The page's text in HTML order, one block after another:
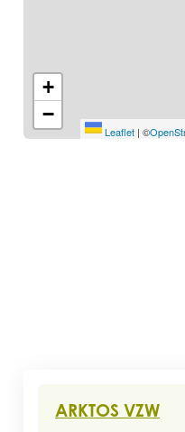
+
−
Leaflet | ©
ARKTOS VZW